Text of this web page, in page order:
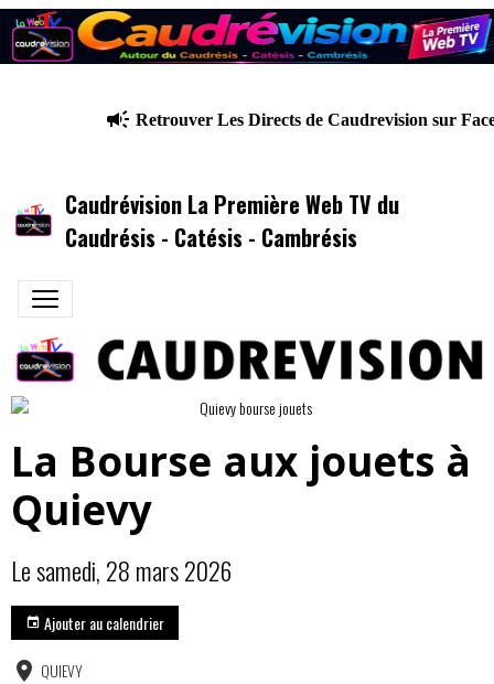
Retrouver Les Directs de Caudrevision sur
Caudrévision La Première Web TV du
Caudrésis - Catésis - Cambrésis
La Bourse aux jouets à
Quievy
Le samedi, 28 mars 2026
Ajouter au calendrier
QUIEVY